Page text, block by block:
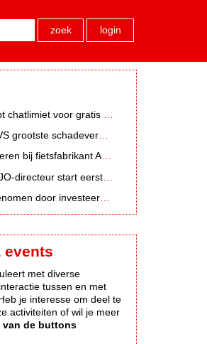
zoek login
voor gratis ChatGPT-gebruikers
ooit betalen: 567 miljoen dollar
Accell. Krijgt uitstel van betaling
eerste country radiozender. van Nederland
door investeerder Apollo
events
met diverse
tussen en met
je interesse om deel te
activiteiten of wil je meer
van de buttons